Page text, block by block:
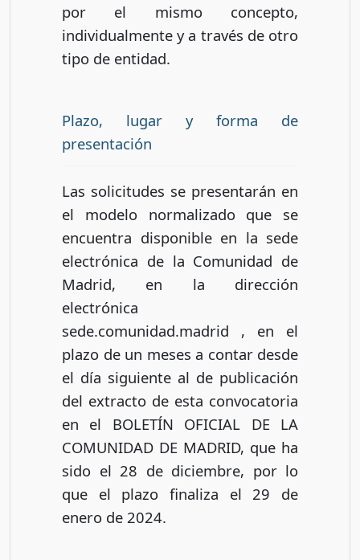
por el mismo concepto,
individualmente y a través de otro
tipo de entidad.
Plazo, lugar y forma de
presentación
Las solicitudes se presentarán en
el modelo normalizado que se
encuentra disponible en la sede
electrónica de la Comunidad de
Madrid, en la dirección
electrónica
sede.comunidad.madrid , en el
plazo de un meses a contar desde
el día siguiente al de publicación
del extracto de esta convocatoria
en el BOLETÍN OFICIAL DE LA
COMUNIDAD DE MADRID, que ha
sido el 28 de diciembre, por lo
que el plazo finaliza el 29 de
enero de 2024.